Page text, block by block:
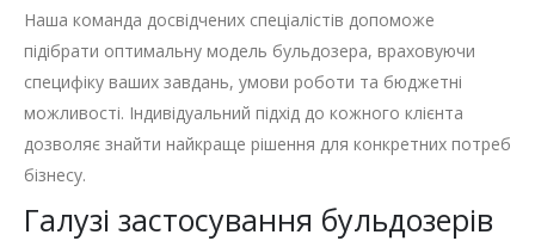
Наша команда досвідчених спеціалістів допоможе
підібрати оптимальну модель бульдозера, враховуючи
специфіку ваших завдань, умови роботи та бюджетні
можливості. Індивідуальний підхід до кожного клієнта
дозволяє знайти найкраще рішення для конкретних потреб
бізнесу.
Галузі застосування бульдозерів